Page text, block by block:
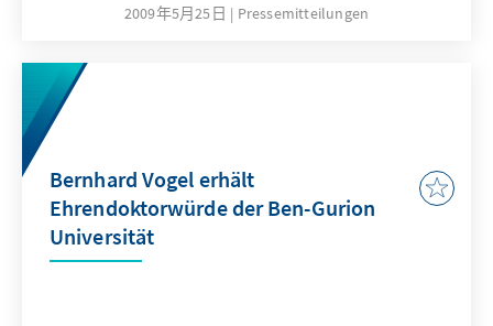
2009年5月25日 Pressemitteilungen
Bernhard Vogel erhält
Ehrendoktorwürde der Ben-Gurion
Universität